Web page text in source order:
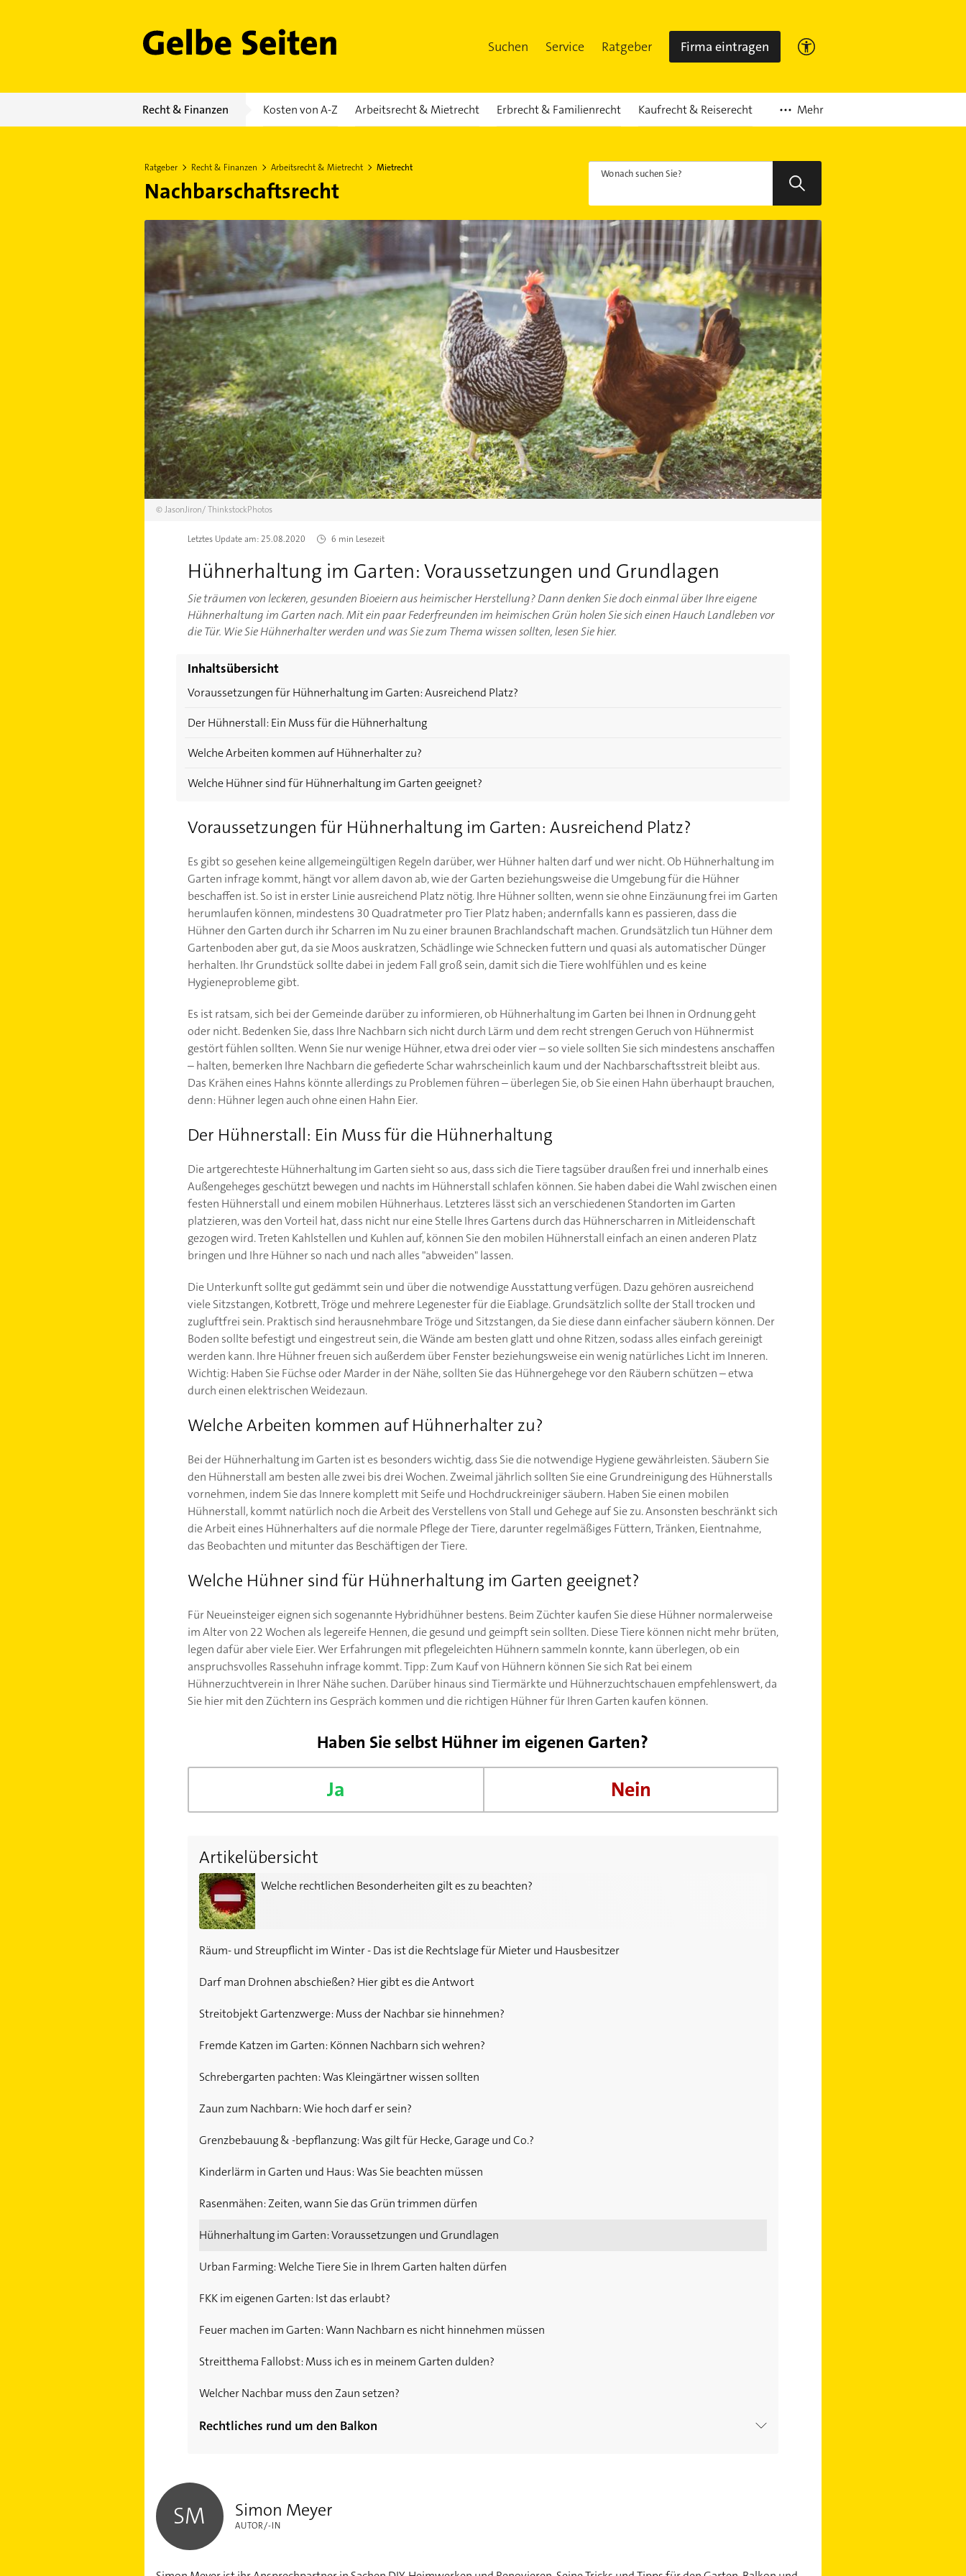
Gelbe Seiten Suchen Service Ratgeber Firma eintragen
Recht & Finanzen Kosten von A-Z Arbeitsrecht & Mietrecht Erbrecht & Familienrecht Kaufrecht & Reiserecht Mehr
Ratgeber Recht & Finanzen Arbeitsrecht & Mietrecht Mietrecht
Nachbarschaftsrecht
Wonach suchen Sie?
©JasonJiron/ThinkstockPhotos
Letztes Update am:25.08.2020 6 min Lesezeit
Hühnerhaltung im Garten: Voraussetzungen und Grundlagen
Sie träumen von leckeren, gesunden Bioeiern aus heimischer Herstellung? Dann denken Sie doch einmal über Ihre eigene
Hühnerhaltung im Garten nach. Mit ein paar Federfreunden im heimischen Grün holen Sie sich einen Hauch Landleben vor
die Tür. Wie Sie Hühnerhalter werden und was Sie zum Thema wissen sollten, lesen Sie hier.
Inhaltsübersicht
Voraussetzungen für Hühnerhaltung im Garten: Ausreichend Platz?
Der Hühnerstall: Ein Muss für die Hühnerhaltung
Welche Arbeiten kommen auf Hühnerhalter zu?
Welche Hühner sind für Hühnerhaltung im Garten geeignet?
Voraussetzungen für Hühnerhaltung im Garten: Ausreichend Platz?
Es gibt so gesehen keine allgemeingültigen Regeln darüber, wer Hühner halten darf und wer nicht. Ob Hühnerhaltung im
Garten infrage kommt, hängt vor allem davon ab, wie der Garten beziehungsweise die Umgebung für die Hühner
beschaffen ist. So ist in erster Linie ausreichend Platz nötig. Ihre Hühner sollten, wenn sie ohne Einzäunung frei im Garten
herumlaufen können, mindestens 30 Quadratmeter pro Tier Platz haben; andernfalls kann es passieren, dass die
Hühner den Garten durch ihr Scharren im Nu zu einer braunen Brachlandschaft machen. Grundsätzlich tun Hühner dem
Gartenboden aber gut, da sie Moos auskratzen, Schädlinge wie Schnecken futtern und quasi als automatischer Dünger
herhalten. Ihr Grundstück sollte dabei in jedem Fall groß sein, damit sich die Tiere wohlfühlen und es keine
Hygieneprobleme gibt.
Es ist ratsam, sich bei der Gemeinde darüber zu informieren, ob Hühnerhaltung im Garten bei Ihnen in Ordnung geht
oder nicht. Bedenken Sie, dass Ihre Nachbarn sich nicht durch Lärm und dem recht strengen Geruch von Hühnermist
gestört fühlen sollten. Wenn Sie nur wenige Hühner, etwa drei oder vier – so viele sollten Sie sich mindestens anschaffen
– halten, bemerken Ihre Nachbarn die gefiederte Schar wahrscheinlich kaum und der Nachbarschaftsstreit bleibt aus.
Das Krähen eines Hahns könnte allerdings zu Problemen führen – überlegen Sie, ob Sie einen Hahn überhaupt brauchen,
denn: Hühner legen auch ohne einen Hahn Eier.
Der Hühnerstall: Ein Muss für die Hühnerhaltung
Die artgerechteste Hühnerhaltung im Garten sieht so aus, dass sich die Tiere tagsüber draußen frei und innerhalb eines
Außengeheges geschützt bewegen und nachts im Hühnerstall schlafen können. Sie haben dabei die Wahl zwischen einen
festen Hühnerstall und einem mobilen Hühnerhaus. Letzteres lässt sich an verschiedenen Standorten im Garten
platzieren, was den Vorteil hat, dass nicht nur eine Stelle Ihres Gartens durch das Hühnerscharren in Mitleidenschaft
gezogen wird. Treten Kahlstellen und Kuhlen auf, können Sie den mobilen Hühnerstall einfach an einen anderen Platz
bringen und Ihre Hühner so nach und nach alles "abweiden" lassen.
Die Unterkunft sollte gut gedämmt sein und über die notwendige Ausstattung verfügen. Dazu gehören ausreichend
viele Sitzstangen, Kotbrett, Tröge und mehrere Legenester für die Eiablage. Grundsätzlich sollte der Stall trocken und
zugluftfrei sein. Praktisch sind herausnehmbare Tröge und Sitzstangen, da Sie diese dann einfacher säubern können. Der
Boden sollte befestigt und eingestreut sein, die Wände am besten glatt und ohne Ritzen, sodass alles einfach gereinigt
werden kann. Ihre Hühner freuen sich außerdem über Fenster beziehungsweise ein wenig natürliches Licht im Inneren.
Wichtig: Haben Sie Füchse oder Marder in der Nähe, sollten Sie das Hühnergehege vor den Räubern schützen – etwa
durch einen elektrischen Weidezaun.
Welche Arbeiten kommen auf Hühnerhalter zu?
Bei der Hühnerhaltung im Garten ist es besonders wichtig, dass Sie die notwendige Hygiene gewährleisten. Säubern Sie
den Hühnerstall am besten alle zwei bis drei Wochen. Zweimal jährlich sollten Sie eine Grundreinigung des Hühnerstalls
vornehmen, indem Sie das Innere komplett mit Seife und Hochdruckreiniger säubern. Haben Sie einen mobilen
Hühnerstall, kommt natürlich noch die Arbeit des Verstellens von Stall und Gehege auf Sie zu. Ansonsten beschränkt sich
die Arbeit eines Hühnerhalters auf die normale Pflege der Tiere, darunter regelmäßiges Füttern, Tränken, Eientnahme,
das Beobachten und mitunter das Beschäftigen der Tiere.
Welche Hühner sind für Hühnerhaltung im Garten geeignet?
Für Neueinsteiger eignen sich sogenannte Hybridhühner bestens. Beim Züchter kaufen Sie diese Hühner normalerweise
im Alter von 22 Wochen als legereife Hennen, die gesund und geimpft sein sollten. Diese Tiere können nicht mehr brüten,
legen dafür aber viele Eier. Wer Erfahrungen mit pflegeleichten Hühnern sammeln konnte, kann überlegen, ob ein
anspruchsvolles Rassehuhn infrage kommt. Tipp: Zum Kauf von Hühnern können Sie sich Rat bei einem
Hühnerzuchtverein in Ihrer Nähe suchen. Darüber hinaus sind Tiermärkte und Hühnerzuchtschauen empfehlenswert, da
Sie hier mit den Züchtern ins Gespräch kommen und die richtigen Hühner für Ihren Garten kaufen können.
Haben Sie selbst Hühner im eigenen Garten?
Ja Nein
Artikelübersicht
Welche rechtlichen Besonderheiten gilt es zu beachten?
Welche rechtlichen Besonderheiten gilt es zu beachten?
Räum- und Streupflicht im Winter - Das ist die Rechtslage für Mieter und Hausbesitzer
Darf man Drohnen abschießen? Hier gibt es die Antwort
Streitobjekt Gartenzwerge: Muss der Nachbar sie hinnehmen?
Fremde Katzen im Garten: Können Nachbarn sich wehren?
Schrebergarten pachten: Was Kleingärtner wissen sollten
Zaun zum Nachbarn: Wie hoch darf er sein?
Grenzbebauung & -bepflanzung: Was gilt für Hecke, Garage und Co.?
Kinderlärm in Garten und Haus: Was Sie beachten müssen
Rasenmähen: Zeiten, wann Sie das Grün trimmen dürfen
Hühnerhaltung im Garten: Voraussetzungen und Grundlagen
Urban Farming: Welche Tiere Sie in Ihrem Garten halten dürfen
FKK im eigenen Garten: Ist das erlaubt?
Feuer machen im Garten: Wann Nachbarn es nicht hinnehmen müssen
Streitthema Fallobst: Muss ich es in meinem Garten dulden?
Welcher Nachbar muss den Zaun setzen?
Rechtliches rund um den Balkon
Vom Rauchen bis zum Wäschetrocknen - Auf was Sie auf Ihrem Balkon besser verzichten sollten
SM Simon Meyer
AUTOR/-IN